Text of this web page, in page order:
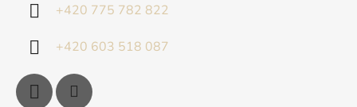
+420 775 782 822
+420 603 518 087